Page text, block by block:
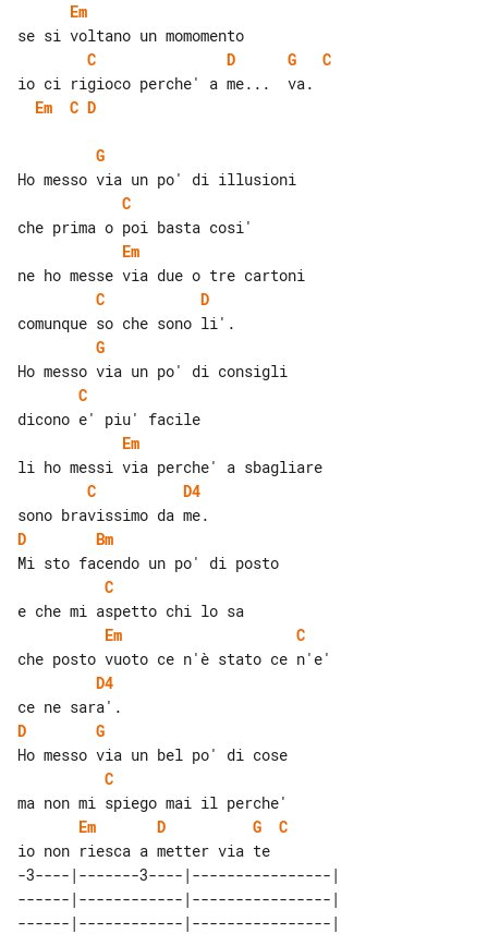
Em
C
D G
C
Em
C D
G
C
Em
C
D
G
C
Em
C
D4
D
Bm
C
Em
C
D4
D
G
C
Em
D G
C
-3----|-------3----|----------------|
------|------------|----------------|
------|------------|----------------|